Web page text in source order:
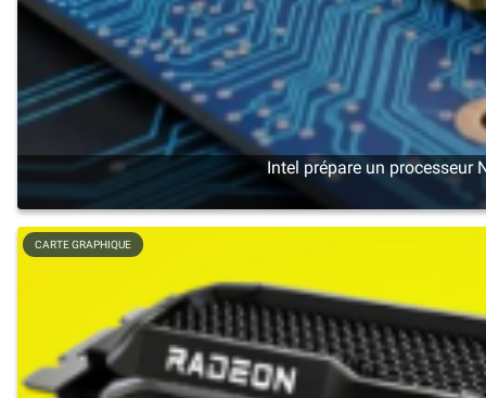
Intel prépare un processeur
CARTE GRAPHIQUE